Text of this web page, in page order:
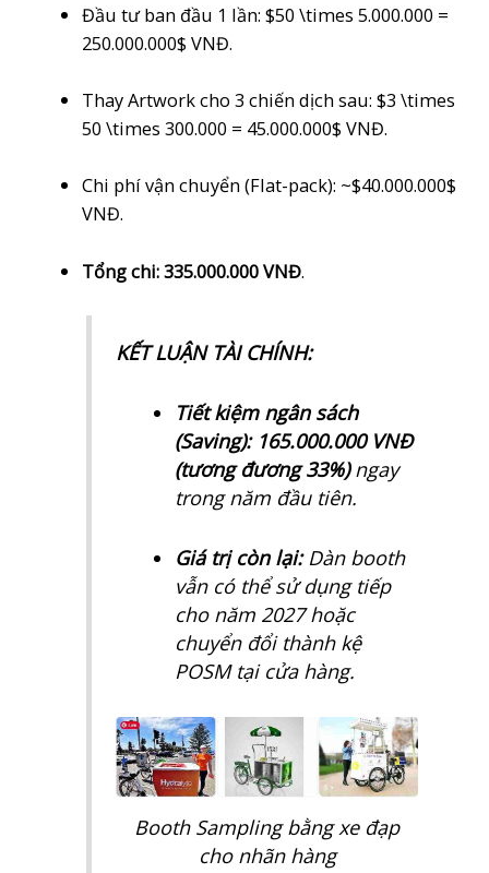
Đầu tư ban đầu 1 lần: $50 \times 5.000.000 =
250.000.000$ VNĐ.
Thay Artwork cho 3 chiến dịch sau: $3 \times
50 \times 300.000 = 45.000.000$ VNĐ.
Chi phí vận chuyển (Flat-pack): ~$40.000.000$
VNĐ.
Tổng chi: 335.000.000 VNĐ.
KẾT LUẬN TÀI CHÍNH:
Tiết kiệm ngân sách
(Saving): 165.000.000 VNĐ
(tương đương 33%)ngay
trong năm đầu tiên.
Giá trị còn lại:Dàn booth
vẫn có thể sử dụng tiếp
cho năm 2027 hoặc
chuyển đổi thành kệ
POSM tại cửa hàng.
Booth Sampling bằng xe đạp
cho nhãn hàng